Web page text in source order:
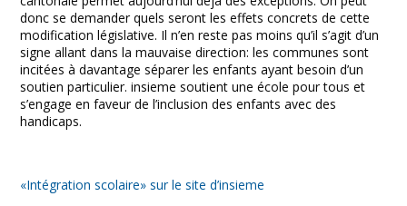
donc se demander quels seront les effets concrets de cette
modification législative. Il n’en reste pas moins qu’il s’agit d’un
signe allant dans la mauvaise direction: les communes sont
incitées à davantage séparer les enfants ayant besoin d’un
soutien particulier. insieme soutient une école pour tous et
s’engage en faveur de l’inclusion des enfants avec des
handicaps.
«Intégration scolaire» sur le site d’insieme